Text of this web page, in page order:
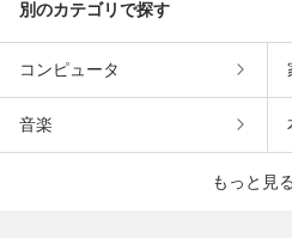
別のカテゴリで探す
コンピュータ
音楽
もっと見る